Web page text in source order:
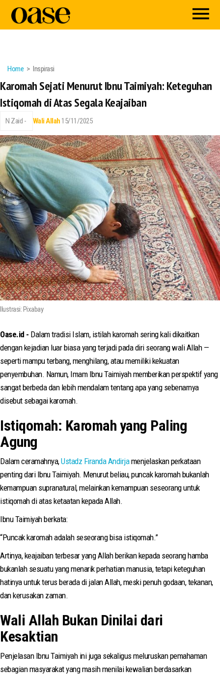
Home Inspirasi
Karomah Sejati Menurut Ibnu Taimiyah: Keteguhan
Istiqomah di Atas Segala Keajaiban
N Zaid - Wali Allah 15/11/2025
Ilustrasi: Pixabay
Oase.id - Dalam tradisi Islam, istilah karomah sering kali dikaitkan
dengan kejadian luar biasa yang terjadi pada diri seorang wali Allah —
seperti mampu terbang, menghilang, atau memiliki kekuatan
penyembuhan. Namun, Imam Ibnu Taimiyah memberikan perspektif yang
sangat berbeda dan lebih mendalam tentang apa yang sebenarnya
disebut sebagai karomah.
Istiqomah: Karomah yang Paling
Agung
Dalam ceramahnya,Ustadz Firanda Andirjamenjelaskan perkataan
penting dari Ibnu Taimiyah. Menurut beliau, puncak karomah bukanlah
kemampuan supranatural, melainkan kemampuan seseorang untuk
istiqomah di atas ketaatan kepada Allah.
Ibnu Taimiyah berkata:
“Puncak karomah adalah seseorang bisa istiqomah.”
Artinya, keajaiban terbesar yang Allah berikan kepada seorang hamba
bukanlah sesuatu yang menarik perhatian manusia, tetapi keteguhan
hatinya untuk terus berada di jalan Allah, meski penuh godaan, tekanan,
dan kerusakan zaman.
Wali Allah Bukan Dinilai dari
Kesaktian
Penjelasan Ibnu Taimiyah ini juga sekaligus meluruskan pemahaman
sebagian masyarakat yang masih menilai kewalian berdasarkan